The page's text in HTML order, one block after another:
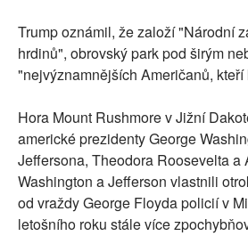
Trump oznámil, že založí "Národní
hrdinů", obrovský park pod širým
"nejvýznamnějších Američanů, kteří
Hora Mount Rushmore v Jižní
americké prezidenty George
Jeffersona, Theodora Roosevelta a
Washington a Jefferson vlastnili
od vraždy George Floyda policií v
letošního roku stále více